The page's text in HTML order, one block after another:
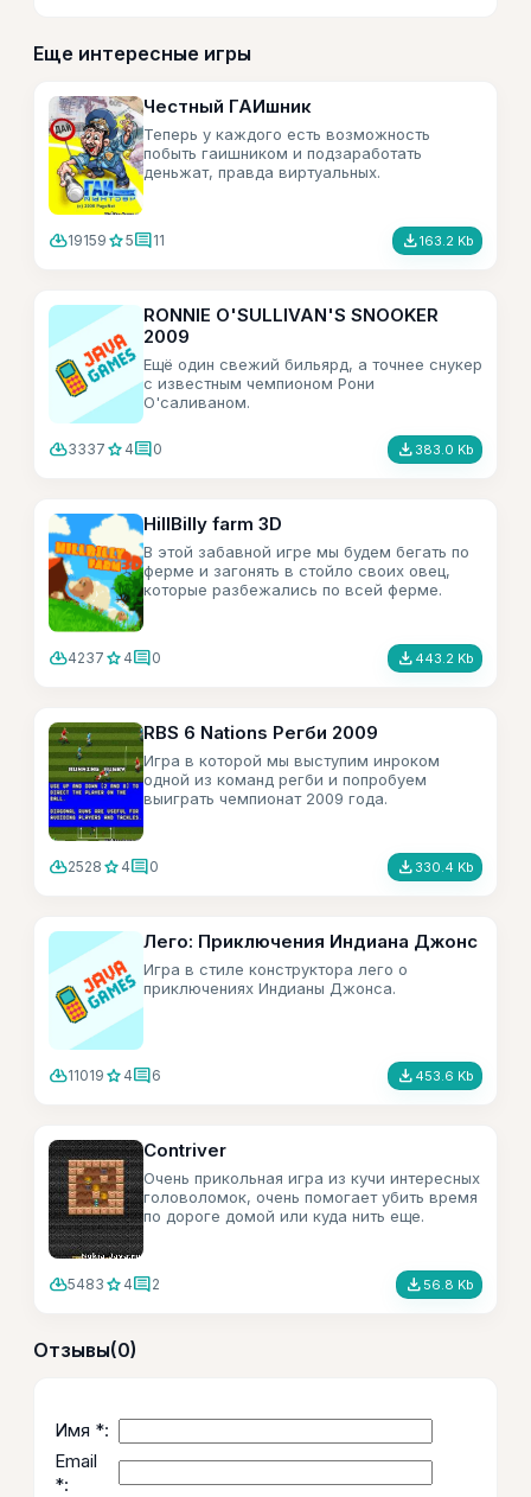
Еще интересные игры
Честный ГАИшник
Теперь у каждого есть возможность
побыть гаишником и подзаработать
деньжат, правда виртуальных.
cloud_download19159 star5comment11 file_download163.2 Kb
RONNIE O'SULLIVAN'S SNOOKER
2009
Ещё один свежий бильярд, а точнее снукер
с известным чемпионом Рони
О'саливаном.
cloud_download3337 star 4comment0 file_download 383.0 Kb
HillBilly farm 3D
В этой забавной игре мы будем бегать по
ферме и загонять в стойло своих овец,
которые разбежались по всей ферме.
cloud_download4237 star 4comment0 file_download 443.2 Kb
RBS 6 Nations Регби 2009
Игра в которой мы выступим инроком
одной из команд регби и попробуем
выиграть чемпионат 2009 года.
cloud_download2528 star 4comment0 file_download 330.4 Kb
Лего: Приключения Индиана Джонс
Игра в стиле конструктора лего о
приключениях Индианы Джонса.
cloud_download11019 star 4comment6 file_download 453.6 Kb
Contriver
Очень прикольная игра из кучи интересных
головоломок, очень помогает убить время
по дороге домой или куда нить еще.
cloud_download5483 star 4comment2 file_download 56.8 Kb
Отзывы(0)
Имя *:
Email
*: